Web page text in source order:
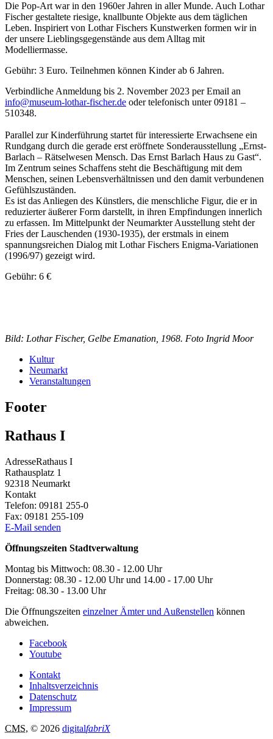
Die Pop-Art war in den 1960er Jahren in aller Munde. Auch Lothar
Fischer gestaltete riesige, knallbunte Objekte aus dem täglichen
Leben. Inspiriert von Lothar Fischers Kunstwerken formen wir in
der unsere Lieblingsgegenstände aus dem Alltag mit
Modelliermasse.
Gebühr: 3 Euro. Teilnehmen können Kinder ab 6 Jahren.
Verbindliche Anmeldung bis 2. November 2023 per Email an
info@museum-lothar-fischer.de oder telefonisch unter 09181 –
510348.
Parallel zur Kinderführung startet für interessierte Erwachsene ein
Rundgang durch die gerade erst eröffnete Sonderausstellung „Ernst-
Barlach – Rätselwesen Mensch. Das Ernst Barlach Haus zu Gast“.
Im Zentrum seines Schaffens steht die Beschäftigung mit dem
Menschen, seinen Lebensverhältnissen und den damit verbundenen
Gefühlszuständen.
Es ist das Anliegen des Künstlers, die menschliche Figur, die er in
reduzierter äußerer Form darstellt, in ihren Empfindungen innerlich
zu erfassen. Im Mittelpunkt der Neumarkter Ausstellung steht der
Fries der Lauschenden (1930-1935), der erstmals in einem
spannungsreichen Dialog mit Lothar Fischers Enigma-Variationen
(1996/97) gezeigt wird.
Gebühr: 6 €
Bild: Lothar Fischer, Gelbe Emanation, 1968. Foto Ingrid Moor
Kultur
Neumarkt
Veranstaltungen
Footer
Rathaus I
AdresseRathaus I
Rathausplatz 1
92318 Neumarkt
Kontakt
Telefon: 09181 255-0
Fax: 09181 255-109
E-Mail senden
Öffnungszeiten Stadtverwaltung
Montag bis Mittwoch: 08.30 - 12.00 Uhr
Donnerstag: 08.30 - 12.00 Uhr und 14.00 - 17.00 Uhr
Freitag: 08.30 - 13.00 Uhr
Die Öffnungszeiten einzelner Ämter und Außenstellen können
abweichen.
Facebook
Youtube
Kontakt
Inhaltsverzeichnis
Datenschutz
Impressum
CMS, © 2026 digitalfabriX